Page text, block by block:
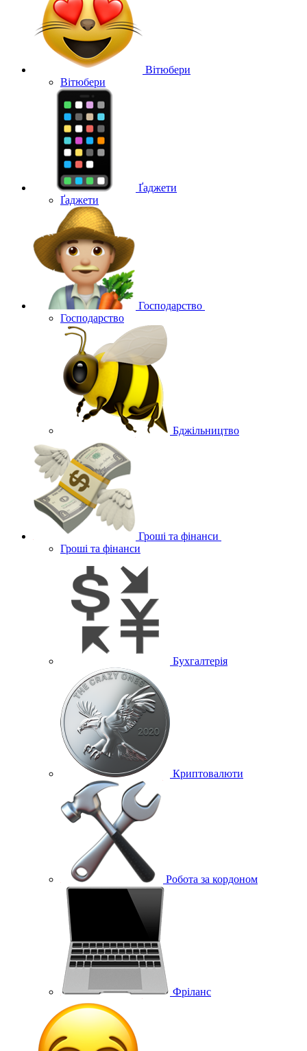
Вітюбери
Вітюбери
Ґаджети
Ґаджети
Господарство
Господарство
Бджільництво
Гроші та фінанси
Гроші та фінанси
Бухгалтерія
Криптовалюти
Робота за кордоном
Фріланс